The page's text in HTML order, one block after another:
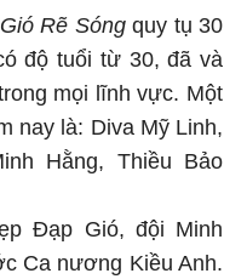
Rẽ Sóngquy tụ 30
độ tuổi từ 30, đã và
mọi lĩnh vực. Một
nay là: Diva Mỹ Linh,
Hằng, Thiều Bảo
Đạp Gió, đội Minh
Ca nương Kiều Anh.